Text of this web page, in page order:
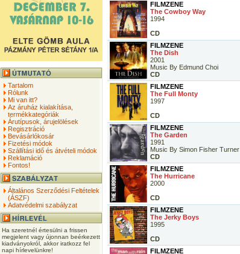
Tartalom
Rólunk
Mi van itt?
Az áruház kialakítása,
termékkategóriák
Árutípusok, árujelölések
Regisztráció
Bevásárlókosár
Fizetési módok
Szállítási idő és átvételi módok
Reklamáció
Fontos!
Általános Szerződési Feltételek
(ÁSZF)
Adatvédelmi szabályzat
Ha szeretnél értesülni a frissen
megjelent vagy újonnan beérkezett
kiadványokról, akkor iratkozz fel
napi hírlevelünkre!
FILMZENE
The Cowboy Way
1994
CD
FILMZENE
The Dish
2001
Music By Edmund Choi
CD
FILMZENE
The Full Monty
1997
CD
FILMZENE
The Garden
1991
Music By Simon Fisher Turner
CD
FILMZENE
The Hurricane
2000
CD
FILMZENE
The Jerky Boys
1995
CD
FILMZENE